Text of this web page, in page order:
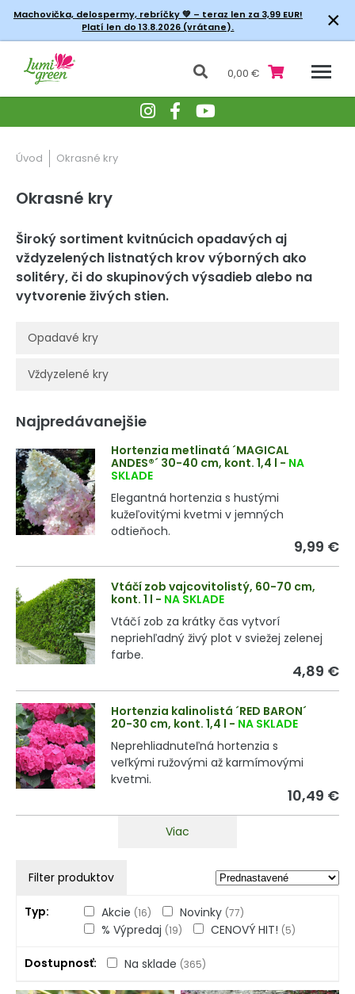
Machovička, delospermy, rebríčky💚 – teraz len za 3,99 EUR!
Platí len do 13.8.2026 (vrátane).
×
0,00 €
Úvod Okrasné kry
Okrasné kry
Široký sortiment kvitnúcich opadavých aj
vždyzelených listnatých krov výborných ako
solitéry, či do skupinových výsadieb alebo na
vytvorenie živých stien.
Opadavé kry
Vždyzelené kry
Najpredávanejšie
Hortenzia metlinatá ´MAGICAL
ANDES®´ 30-40 cm, kont. 1,4 l - NA
SKLADE
Elegantná hortenzia s hustými
kužeľovitými kvetmi v jemných
odtieňoch.
9,99 €
Vtáčí zob vajcovitolistý, 60-70 cm,
kont. 1 l - NA SKLADE
Vtáčí zob za krátky čas vytvorí
nepriehľadný živý plot v sviežej zelenej
farbe.
4,89 €
Hortenzia kalinolistá ´RED BARON´
20-30 cm, kont. 1,4 l - NA SKLADE
Neprehliadnuteľná hortenzia s
veľkými ružovými až karmímovými
kvetmi.
10,49 €
Viac
Filter produktov
Typ Akcie (16) Novinky (77)
% Výpredaj (19) CENOVÝ HIT! (5)
Dostupnosť Na sklade (365)